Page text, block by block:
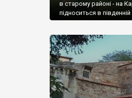
в старому районі - на
підноситься в південній